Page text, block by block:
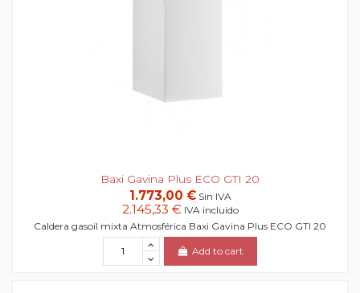
Baxi Gavina Plus ECO GTI 20
1.773,00 € Sin IVA
2.145,33 € IVA incluido
Caldera gasoil mixta Atmosférica Baxi Gavina Plus ECO GTI 20
Add to cart